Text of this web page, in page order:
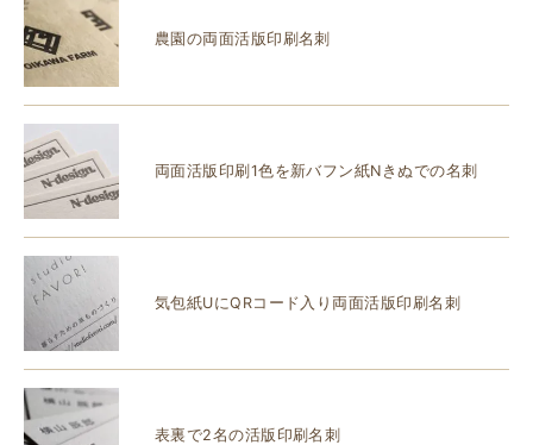
農園の両面活版印刷名刺
両面活版印刷1色を新バフン紙Nきぬでの名刺
気包紙UにQRコード入り両面活版印刷名刺
表裏で2名の活版印刷名刺